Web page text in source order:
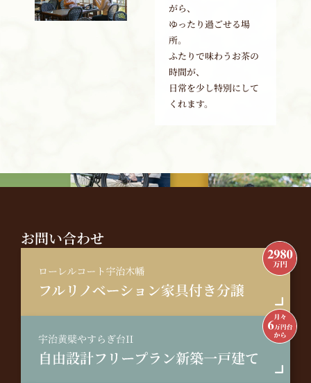
がら、
ゆったり過ごせる場
所。
ふたりで味わうお茶の
時間が、
日常を少し特別にして
くれます。
お問い合わせ